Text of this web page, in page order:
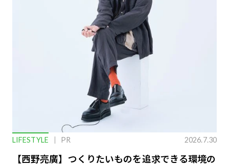
LIFESTYLE PR 2026.7.30
【西野亮廣】つくりたいものを追求できる環境の